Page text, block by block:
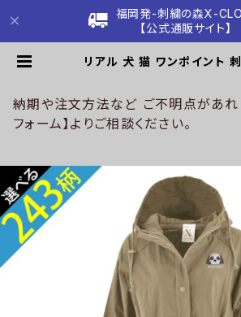
福岡発-刺繍の森X-
【公式通販サイト】
リアル 犬 猫 ワンポイント
ッズ 自社ブランド 柄 柴犬
ーズー シュナウザー パグ コ
ホンディエ ビションフリーゼ
納期や注文方法など ご不明点があれ
フォーム】よりご相談ください。